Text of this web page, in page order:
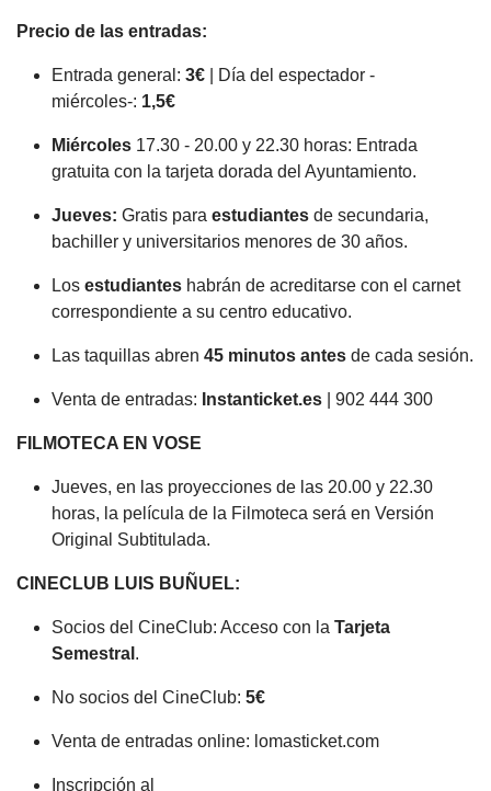
Precio de las entradas:
Entrada general: 3€ | Día del espectador -
miércoles-: 1,5€
Miércoles 17.30 - 20.00 y 22.30 horas: Entrada
gratuita con la tarjeta dorada del Ayuntamiento.
Jueves: Gratis para estudiantes de secundaria,
bachiller y universitarios menores de 30 años.
Los estudiantes habrán de acreditarse con el carnet
correspondiente a su centro educativo.
Las taquillas abren 45 minutos antes de cada sesión.
Venta de entradas: Instanticket.es | 902 444 300
FILMOTECA EN VOSE
Jueves, en las proyecciones de las 20.00 y 22.30
horas, la película de la Filmoteca será en Versión
Original Subtitulada.
CINECLUB LUIS BUÑUEL:
Socios del CineClub: Acceso con la Tarjeta
Semestral .
No socios del CineClub: 5€
Venta de entradas online: lomasticket.com
Inscripción al